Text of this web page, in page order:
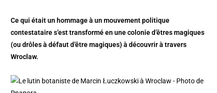
Ce qui était un hommage à un mouvement politique
contestataire s’est transformé en une colonie d’êtres magiques
(ou drôles à défaut d’être magiques) à découvrir à travers
Wroclaw.